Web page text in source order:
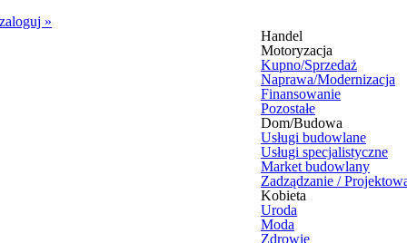
zaloguj »
Handel
Motoryzacja
Kupno/Sprzedaż
Naprawa/Modernizacja
Finansowanie
Pozostałe
Dom/Budowa
Usługi budowlane
Usługi specjalistyczne
Market budowlany
Zadządzanie /
Kobieta
Uroda
Moda
Zdrowie